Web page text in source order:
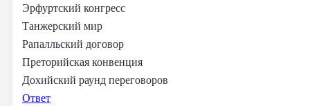
Эрфуртский конгресс
Танжерский мир
Рапалльский договор
Преторийская конвенция
Дохийский раунд переговоров
Ответ